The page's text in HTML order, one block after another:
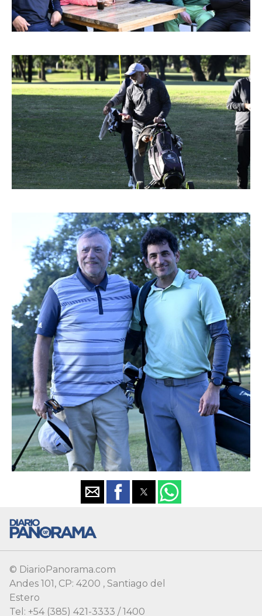
© DiarioPanorama.com
Andes 101, CP: 4200 , Santiago del
Estero
Tel: +54 (385) 421-3333 / 1400